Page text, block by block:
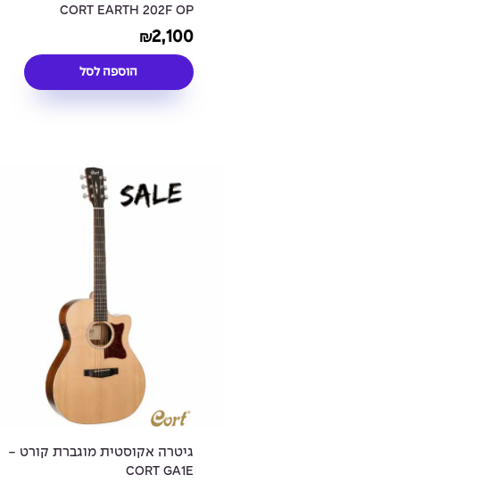
CORT EARTH 202F OP
₪2,100
הוספה לסל
גיטרה אקוסטית מוגברת קורט -
CORT GA1E